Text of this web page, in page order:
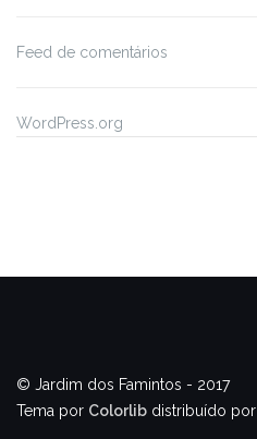
Feed de comentários
WordPress.org
© Jardim dos Famintos - 2017
Tema por Colorlib distribuído por